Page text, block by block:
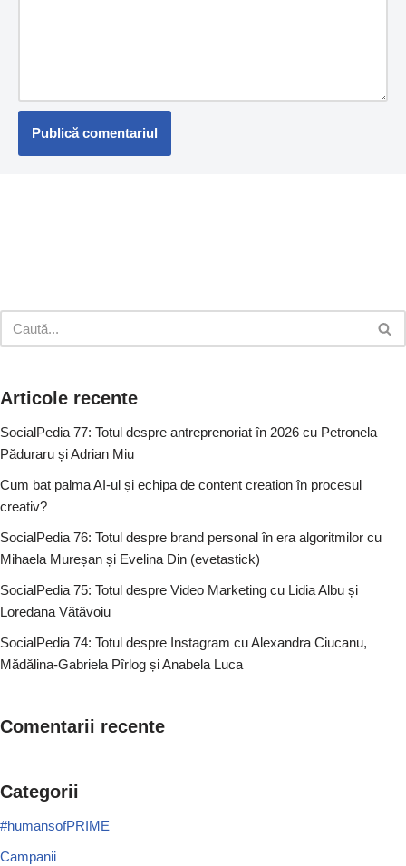
Articole recente
SocialPedia 77: Totul despre antreprenoriat în 2026 cu Petronela
Păduraru și Adrian Miu
Cum bat palma AI-ul și echipa de content creation în procesul
creativ?
SocialPedia 76: Totul despre brand personal în era algoritmilor cu
Mihaela Mureșan și Evelina Din (evetastick)
SocialPedia 75: Totul despre Video Marketing cu Lidia Albu și
Loredana Vătăvoiu
SocialPedia 74: Totul despre Instagram cu Alexandra Ciucanu,
Mădălina-Gabriela Pîrlog și Anabela Luca
Comentarii recente
Categorii
#humansofPRIME
Campanii